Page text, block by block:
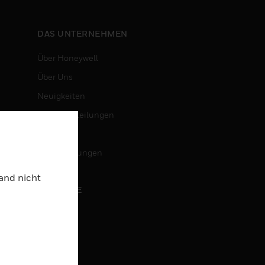
DAS UNTERNEHMEN
Über Honeywell
Über Uns
Neuigkeiten
Pressemitteilungen
Veranstaltungen
KARRIERE
nicht